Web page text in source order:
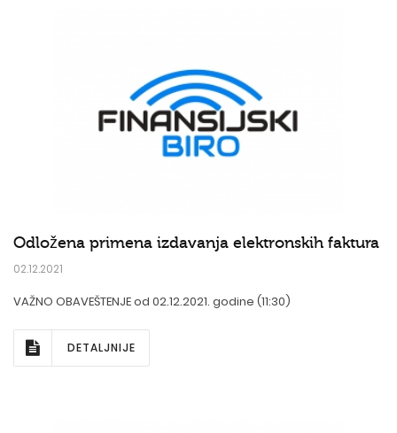
Odložena primena izdavanja elektronskih faktura
02.12.2021
VAŽNO OBAVEŠTENJE od 02.12.2021. godine (11:30)
DETALJNIJE